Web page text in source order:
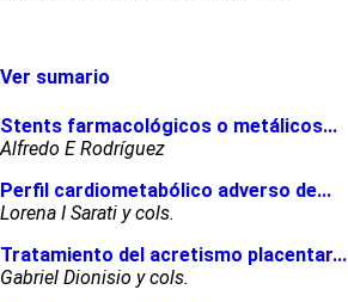
Ver sumario
Stents farmacológicos o metálicos...
Alfredo E Rodríguez
Perfil cardiometabólico adverso de...
Lorena I Sarati y cols.
Tratamiento del acretismo placentar...
Gabriel Dionisio y cols.